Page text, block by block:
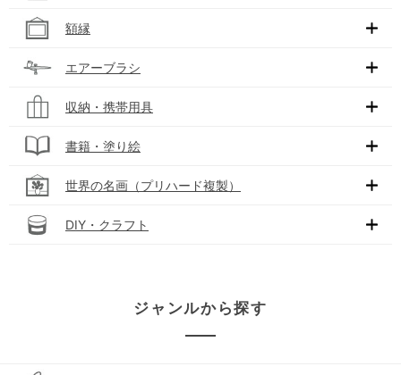
額縁
エアーブラシ
収納・携帯用具
書籍・塗り絵
世界の名画（プリハード複製）
DIY・クラフト
ジャンルから探す